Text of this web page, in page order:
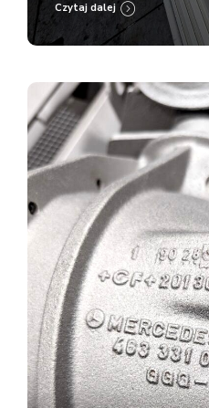
Czytaj dalej